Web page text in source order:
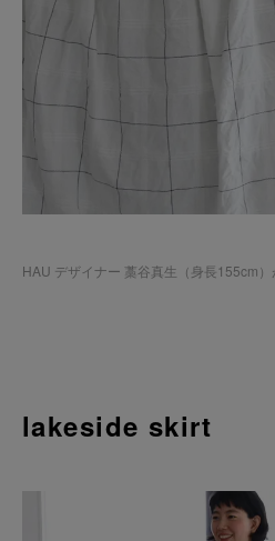
HAU デザイナー 藁谷真生（身長155cm）
lakeside skirt